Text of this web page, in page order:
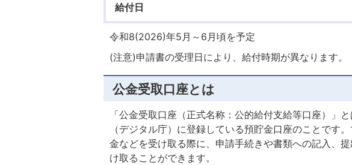
給付日
令和8(2026)年5月～6月頃を予定
(注意)申請書の受理日により、給付時期が異なります。
公金受取口座とは
「公金受取口座（正式名称：公的給付支給等口座）」
（デジタル庁）に登録している預貯金口座のことです
金などを受け取る際に、申請手続きや書類への記入、
け取ることができます。